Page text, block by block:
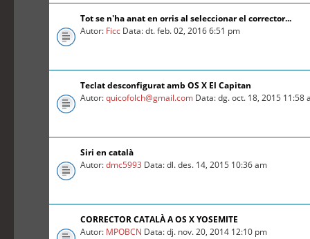
Tot se n'ha anat en orris al seleccionar el corrector...
Autor: Ficc Data: dt. feb. 02, 2016 6:51 pm
Teclat desconfigurat amb OS X El Capitan
Autor:quicofolch@gmail.com Data: dg. oct. 18, 2015 11:58
Siri en català
Autor:dmc5993 Data: dl. des. 14, 2015 10:36 am
CORRECTOR CATALÀ A OS X YOSEMITE
Autor: MPOBCN Data: dj. nov. 20, 2014 12:10 pm